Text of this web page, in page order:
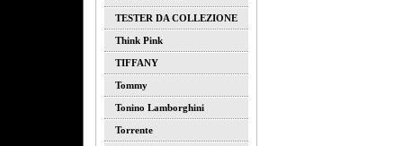
TESTER DA COLLEZIONE
Think Pink
TIFFANY
Tommy
Tonino Lamborghini
Torrente